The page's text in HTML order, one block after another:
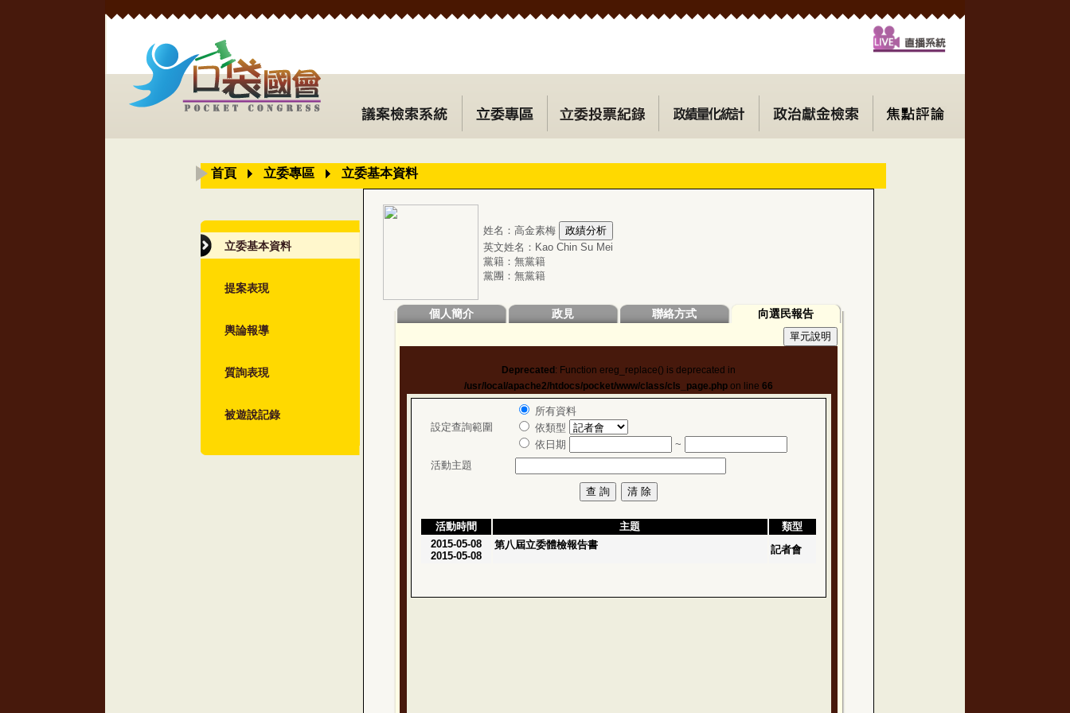
首頁 立委專區 立委基本資料
立委基本資料
提案表現
輿論報導
質詢表現
被遊說記錄
姓名：高金素梅
英文姓名：Kao Chin Su Mei
黨籍：無黨籍
黨團：無黨籍
個人簡介 政見 聯絡方式 向選民報告